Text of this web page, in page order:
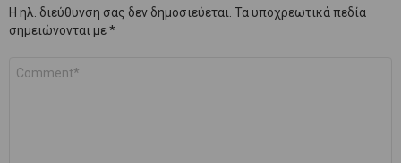
Η ηλ. διεύθυνση σας δεν δημοσιεύεται. Τα υποχρεωτικά πεδία
σημειώνονται με*